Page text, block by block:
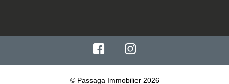
© Passaga Immobilier 2026